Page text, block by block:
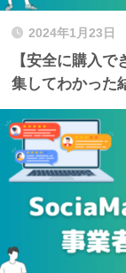
2024年1月23日
【安全に購入
集してわかった